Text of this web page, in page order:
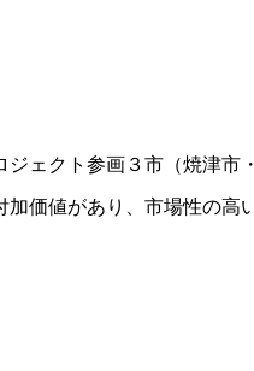
ェクト参画３市（焼津市
価値があり、市場性の高